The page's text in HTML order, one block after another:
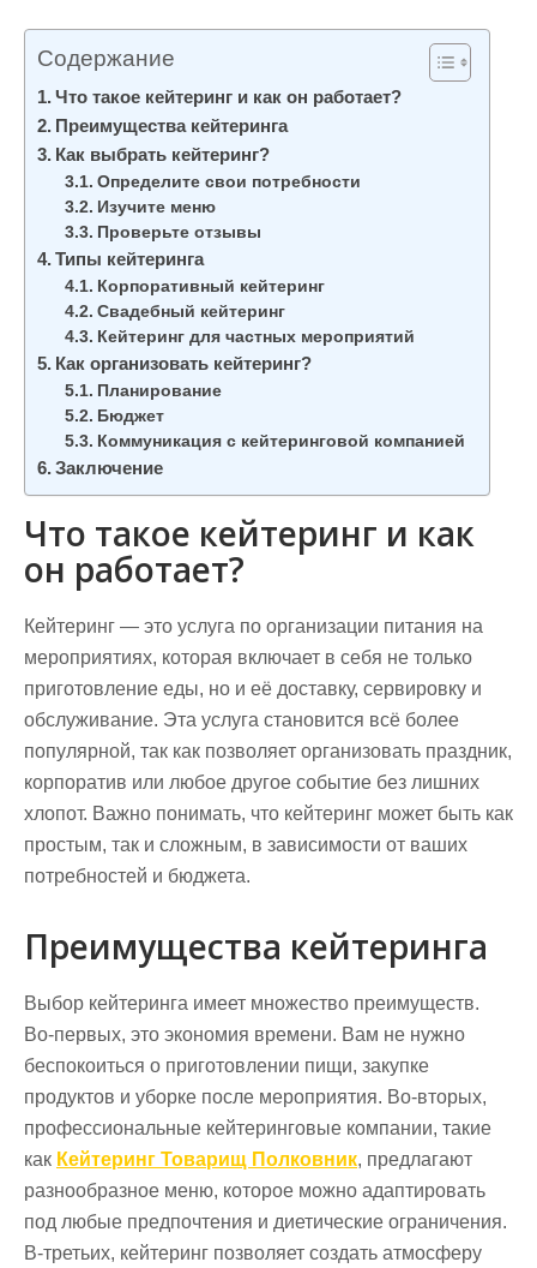
Содержание
Что такое кейтеринг и как он работает?
Преимущества кейтеринга
Как выбрать кейтеринг?
Определите свои потребности
Изучите меню
Проверьте отзывы
Типы кейтеринга
Корпоративный кейтеринг
Свадебный кейтеринг
Кейтеринг для частных мероприятий
Как организовать кейтеринг?
Планирование
Бюджет
Коммуникация с кейтеринговой компанией
Заключение
Что такое кейтеринг и как
он работает?
Кейтеринг — это услуга по организации питания на
мероприятиях, которая включает в себя не только
приготовление еды, но и её доставку, сервировку и
обслуживание. Эта услуга становится всё более
популярной, так как позволяет организовать праздник,
корпоратив или любое другое событие без лишних
хлопот. Важно понимать, что кейтеринг может быть как
простым, так и сложным, в зависимости от ваших
потребностей и бюджета.
Преимущества кейтеринга
Выбор кейтеринга имеет множество преимуществ.
Во-первых, это экономия времени. Вам не нужно
беспокоиться о приготовлении пищи, закупке
продуктов и уборке после мероприятия. Во-вторых,
профессиональные кейтеринговые компании, такие
как Кейтеринг Товарищ Полковник, предлагают
разнообразное меню, которое можно адаптировать
под любые предпочтения и диетические ограничения.
В-третьих, кейтеринг позволяет создать атмосферу